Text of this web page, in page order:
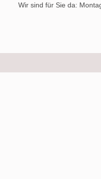
Wir sind für Sie da: